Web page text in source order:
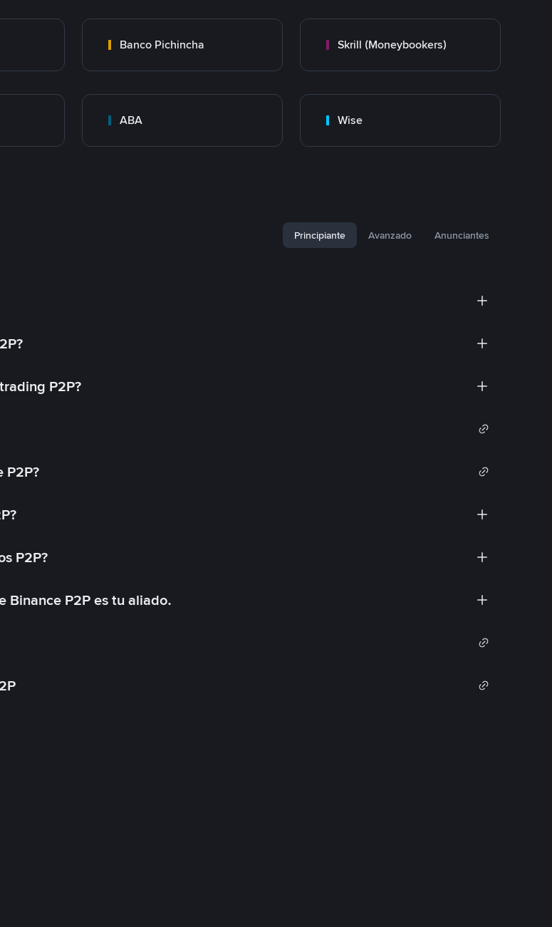
Banco Pichincha Skrill (Moneybookers)
ABA Wise
Principiante Avanzado Anunciantes
P2P?
P2P?
P2P?
Binance P2P es tu aliado.